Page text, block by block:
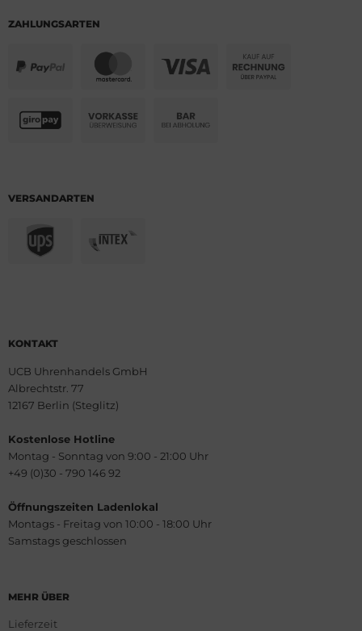
ZAHLUNGSARTEN
VERSANDARTEN
KONTAKT
UCB Uhrenhandels GmbH
Albrechtstr. 77
12167 Berlin (Steglitz)
Kostenlose Hotline
Montag - Sonntag von 9:00 - 21:00 Uhr
+49 (0)30 - 790 146 92
Öffnungszeiten Ladenlokal
Montags - Freitag von 10:00 - 18:00 Uhr
Samstags geschlossen
MEHR ÜBER
Lieferzeit